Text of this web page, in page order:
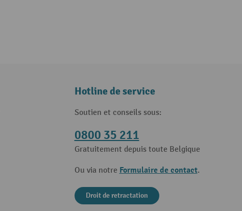
Hotline de service
Soutien et conseils sous:
0800 35 211
Gratuitement depuis toute Belgique
Ou via notre Formulaire de contact.
Droit de retractation